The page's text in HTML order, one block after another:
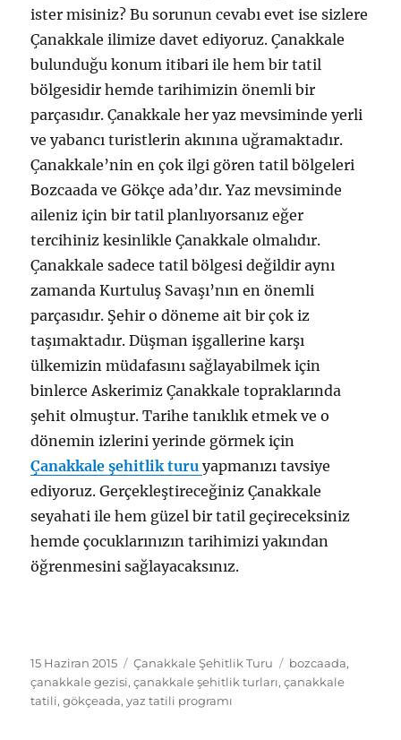
ister misiniz? Bu sorunun cevabı evet ise sizlere
Çanakkale ilimize davet ediyoruz. Çanakkale
bulunduğu konum itibari ile hem bir tatil
bölgesidir hemde tarihimizin önemli bir
parçasıdır. Çanakkale her yaz mevsiminde yerli
ve yabancı turistlerin akınına uğramaktadır.
Çanakkale’nin en çok ilgi gören tatil bölgeleri
Bozcaada ve Gökçe ada’dır. Yaz mevsiminde
aileniz için bir tatil planlıyorsanız eğer
tercihiniz kesinlikle Çanakkale olmalıdır.
Çanakkale sadece tatil bölgesi değildir aynı
zamanda Kurtuluş Savaşı’nın en önemli
parçasıdır. Şehir o döneme ait bir çok iz
taşımaktadır. Düşman işgallerine karşı
ülkemizin müdafasını sağlayabilmek için
binlerce Askerimiz Çanakkale topraklarında
şehit olmuştur. Tarihe tanıklık etmek ve o
dönemin izlerini yerinde görmek için
Çanakkale şehitlik turu yapmanızı tavsiye
ediyoruz. Gerçekleştireceğiniz Çanakkale
seyahati ile hem güzel bir tatil geçireceksiniz
hemde çocuklarınızın tarihimizi yakından
öğrenmesini sağlayacaksınız.
Yayın
tarihi
15 Haziran 2015 Kategoriler
Çanakkale Şehitlik Turu Etiketler
bozcaada,
çanakkale gezisi,çanakkale şehitlik turları,çanakkale
tatili,gökçeada,yaz tatili programı